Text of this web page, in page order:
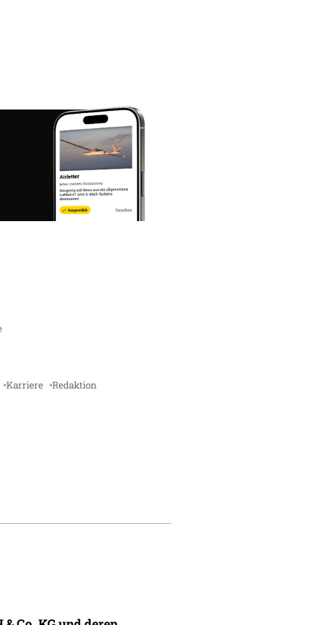
Karriere Redaktion